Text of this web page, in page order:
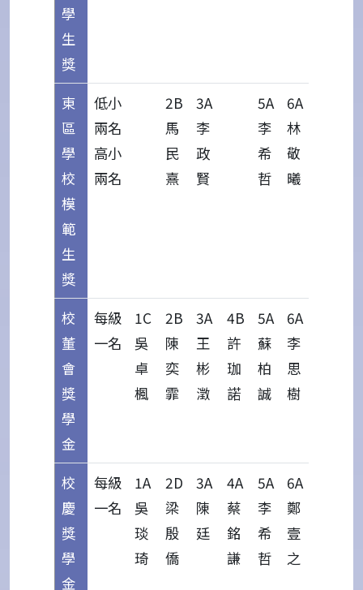
學
生
獎
東
區
學
校
模
範
生
獎
低小
兩名
高小
兩名
2B
馬
民
熹
3A
李
政
賢
5A
李
希
哲
6A
林
敬
曦
校
董
會
獎
學
金
每級
一名
1C
吳
卓
楓
2B
陳
奕
霏
3A
王
彬
澂
4B
許
珈
諾
5A
蘇
柏
誠
6A
李
思
樹
校
慶
獎
學
金
每級
一名
1A
吳
琰
琦
2D
梁
殷
僑
3A
陳
廷
4A
蔡
銘
謙
5A
李
希
哲
6A
鄭
壹
之